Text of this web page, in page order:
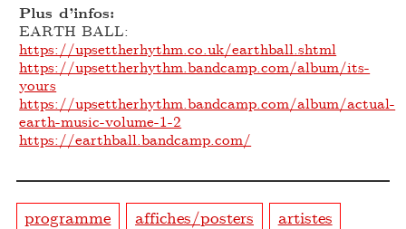
Plus d’infos:
EARTH BALL:
https://upsettherhythm.co.uk/earthball.shtml
https://upsettherhythm.bandcamp.com/album/its-
yours
https://upsettherhythm.bandcamp.com/album/actual-
earth-music-volume-1-2
https://earthball.bandcamp.com/
programme affiches/posters
artistes